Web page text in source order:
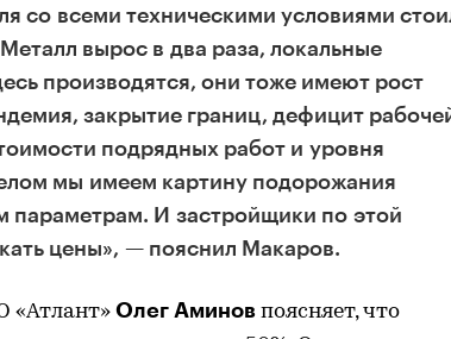
со всеми техническими условиями
вырос в два раза, локальные
производятся, они тоже имеют рост
закрытие границ, дефицит
подрядных работ и уровня
мы имеем картину подорожания
параметрам. И застройщики по этой
цены», — пояснил Макаров.
«Атлант» Олег Аминов поясняет, что